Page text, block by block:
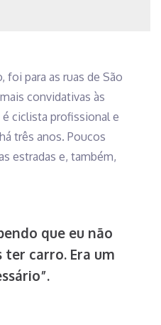
foi para as ruas de São
convidativas às
é ciclista profissional e
três anos. Poucos
estradas e, também,
que eu não
ter carro. Era um